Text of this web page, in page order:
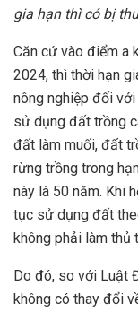
gia hạn thì có bị
Căn cứ vào điểm a
2024, thì thời hạn
nông nghiệp đối
sử dụng đất trồng
đất làm muối, đất
rừng trồng trong
này là 50 năm. Khi
tục sử dụng đất
không phải làm thủ
Do đó, so với Luật
không có thay đổi